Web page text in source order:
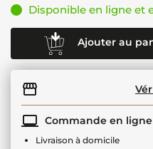
Disponible en ligne et
Ajouter au
Commande en ligne
Livraison à domicile